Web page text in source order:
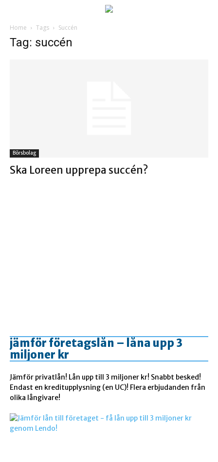
Home Tags Succén
Tag: succén
Börsbolag
Ska Loreen upprepa succén?
jämför företagslån – låna upp 3
miljoner kr
Jämför privatlån! Lån upp till 3 miljoner kr! Snabbt besked!
Endast en kreditupplysning (en UC)! Flera erbjudanden från
olika långivare!